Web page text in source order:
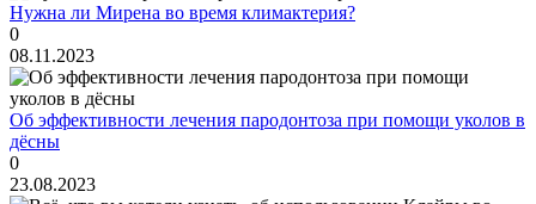
Нужна ли Мирена во время климактерия?
0
08.11.2023
Об эффективности лечения пародонтоза при помощи уколов в
дёсны
0
23.08.2023